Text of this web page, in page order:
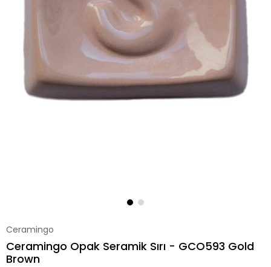
Ceramingo
Ceramingo Opak Seramik Sırı - GCO593 Gold
Brown